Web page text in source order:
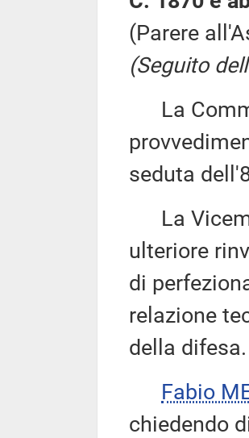
(Parere
(Seguito
La
seduta
La
ulteriore
di
relazione
della difesa.
Fabio
chiedendo